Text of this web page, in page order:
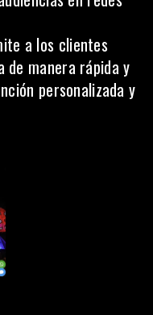
a los clientes
manera rápida y
personalizada y